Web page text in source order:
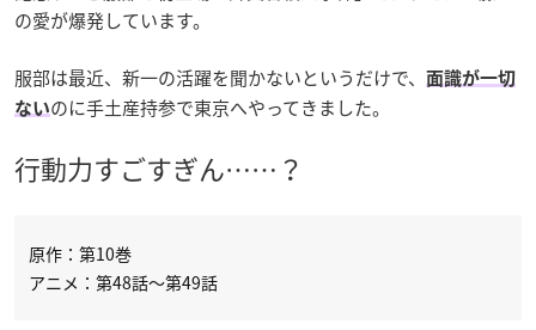
の愛が爆発しています。
服部は最近、新一の活躍を聞かないというだけで、
面識が一切
ないのに手土産持参で東京へやってきました。
行動力すごすぎん……？
原作：第10巻
アニメ：第48話～第49話